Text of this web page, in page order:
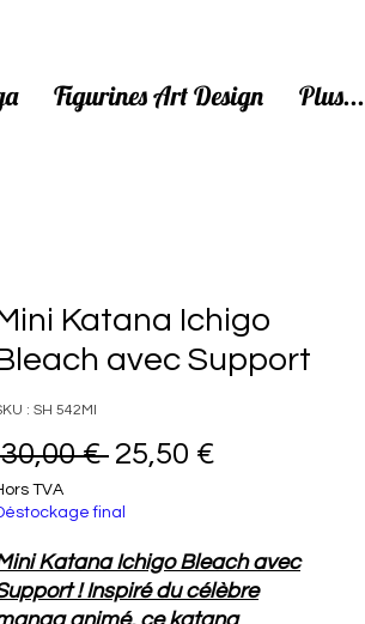
Figurines Art Design Plus...
Katana Ichigo
avec Support
: SH 542MI
€ Prix original
25,50 €
TVA
final
Katana Ichigo Bleach avec
! Inspiré du célèbre